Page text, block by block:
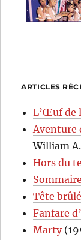
ARTICLES
L’Œuf de
Aventure
William
Hors du
Tête
Fanfare
Marty